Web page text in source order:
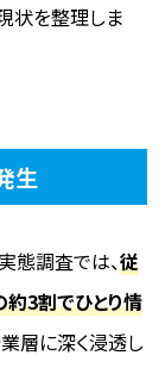
状を整理しま
生
態調査では、従
3割でひとり情
層に深く浸透し